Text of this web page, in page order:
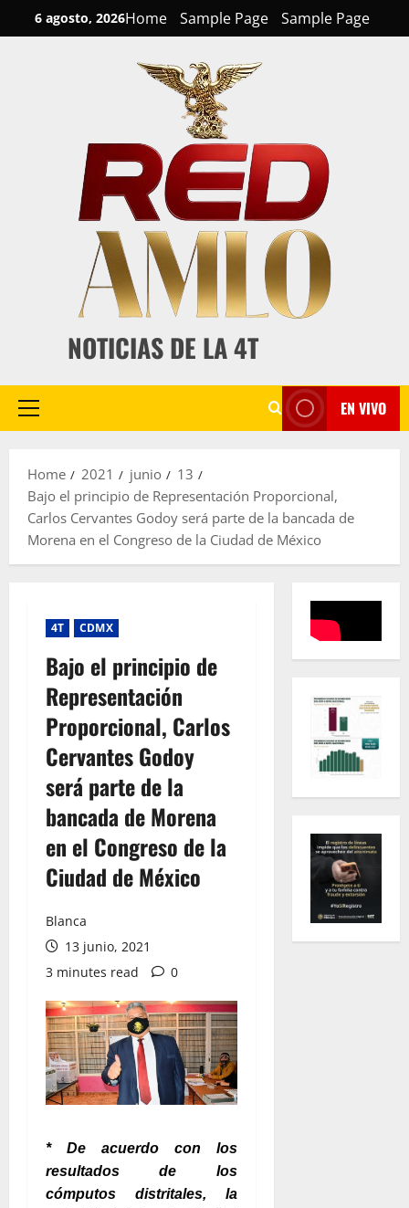
to
6 agosto, 2026Home Sample Page Sample Page
NOTICIAS DE LA 4T
Primary
EN VIVO
Home 2021 junio
13
Bajo el principio de Representación Proporcional,
Carlos Cervantes Godoy será parte de la bancada de
Morena en el Congreso de la Ciudad de México
4T CDMX
Bajo el principio de
Representación
Proporcional, Carlos
Cervantes Godoy
será parte de la
bancada de Morena
en el Congreso de la
Ciudad de México
Blanca
13 junio, 2021
3 minutes read
0
* De acuerdo con los
resultados de los
cómputos distritales, la